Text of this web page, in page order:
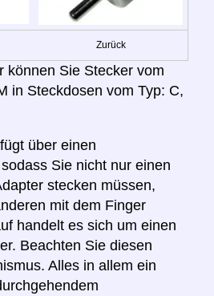
Zurück
können Sie Stecker vom
in Steckdosen vom Typ: C,
über einen
Sie nicht nur einen
stecken müssen,
mit dem Finger
handelt es sich um einen
Beachten Sie diesen
Alles in allem ein